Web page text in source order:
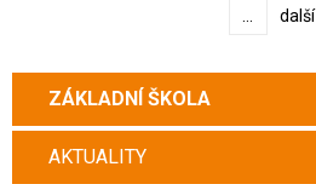
...
další
ZÁKLADNÍ ŠKOLA
AKTUALITY